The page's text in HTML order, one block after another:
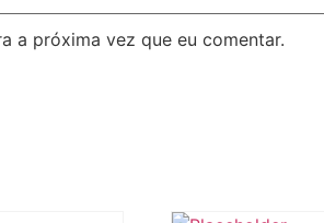
a próxima vez que eu comentar.